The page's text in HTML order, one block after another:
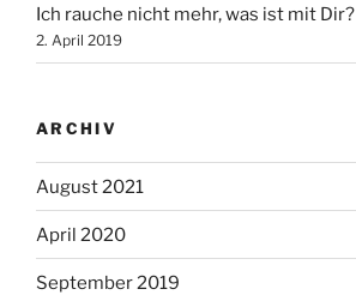
Ich rauche nicht mehr, was ist mit Dir?
2. April 2019
ARCHIV
August 2021
April 2020
September 2019